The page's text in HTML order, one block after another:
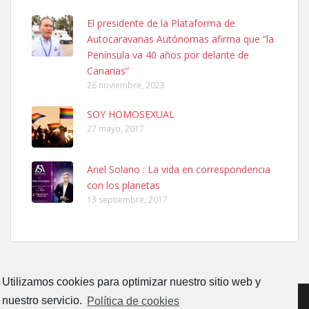
Utilizamos cookies para optimizar nuestro sitio web y
nuestro servicio. Política de cookies
Ninfa perdida
El día 5 se los perdió una ninfa papillera, asustada tiene miedo a la
calle, se perdió por la zon...
Leales.org » Gran Canaria
6.7.2025
Adopcion
Busco casa de acogida para mi perrita ya que por temas de trabajo
no la puedo tener. Solo gente r...
El presidente de la Plataforma de
Autocaravanas Autónomas afirma que “la
Península va 40 años por delante de
Canarias”
26 noviembre, 2023
SOY HOMOSEXUAL
27 mayo, 2017
Ariel Solano : La vida en correspondencia
con los planetas
13 septiembre, 2017